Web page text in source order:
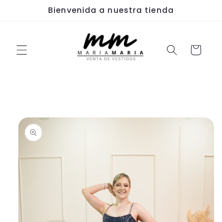
directamenteBienvenida a nuestra tienda
Carrito
información
del producto